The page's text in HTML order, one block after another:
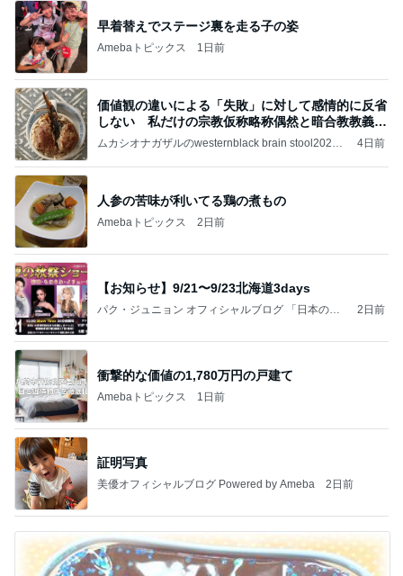
早着替えでステージ裏を走る子の姿
Amebaトピックス 1日前
価値観の違いによる「失敗」に対して感情的に反省
しない 私だけの宗教仮称略称偶然と暗合教教義候
補
ムカシオナガザルのwesternblack brain stool2024
ガザル
4日前
人参の苦味が利いてる鶏の煮もの
Amebaトピックス 2日前
【お知らせ】9/21〜9/23北海道3days
パク・ジュニョン オフィシャルブログ 「日本の
2日前
衝撃的な価値の1,780万円の戸建て
Amebaトピックス 1日前
証明写真
美優オフィシャルブログ Powered by Ameba 2日前